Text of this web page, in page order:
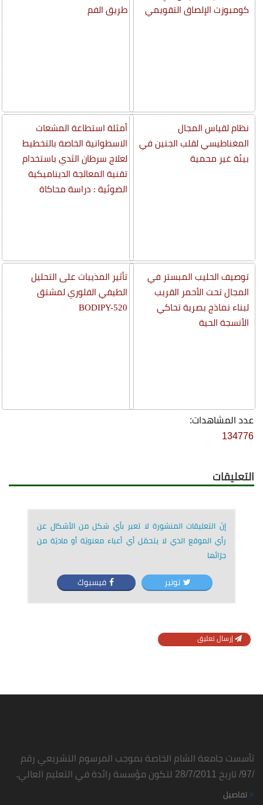
كومبوزت الإلصاق التقويمي
نظام لقياس المجال
المغناطيسي لقلب الجنين في
بيئة غير محمية
توصيف الحليب المبستر في
المجال تحت الأحمر القريب
لبناء نماذج بصرية تحاكي
الأنسجة الحية
طريق الفم
أمثلة استطاعة المشعات
الاسطوانية الخاصة بالتخطيط
لعلاج سرطان الثدي باستخدام
تقنية المعالجة الديناميكية
الضوئية : دراسة محاكاة
تأثير المذيبات على التحليل
الطيفي الفلوري لمشتق
BODIPY-520
عدد المشاهدات:
134776
التعليقات
إنّ التعليقات المنشورة لا تعبر بأي شكل من الأشكال عن
رأي الموقع الذي لا يتحمّل أي أعباء معنويّة أو ماديّة من
جرّائها
توتير فيسبوك
إرسال تعليق
تأسست جامعة الشام الخاصة بموجب المرسوم التشريعي رقم
/97/ تاريخ 28/7/2011 لتكون مؤسسة رائدة في التعليم العالي.
تفاصيل